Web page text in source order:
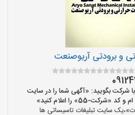
و برودتی آریوصنعت
شرکت بگویید: «آگهی شما را در سایت
55» را اعلام کنید»
سایت تبلیغات تاسیساتی ها